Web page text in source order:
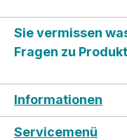
Sie vermissen
Fragen zu
Informationen
Servicemenü